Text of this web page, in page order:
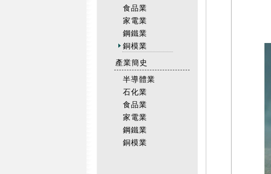
食品業
家電業
鋼鐵業
銅模業
產業簡史
半導體業
石化業
食品業
家電業
鋼鐵業
銅模業